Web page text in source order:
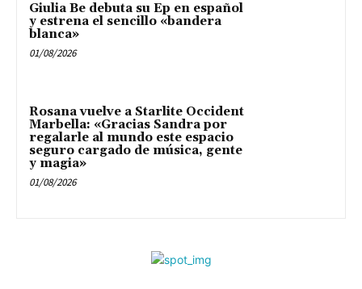
Giulia Be debuta su Ep en español
y estrena el sencillo «bandera
blanca»
01/08/2026
Rosana vuelve a Starlite Occident
Marbella: «Gracias Sandra por
regalarle al mundo este espacio
seguro cargado de música, gente
y magia»
01/08/2026